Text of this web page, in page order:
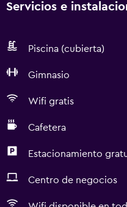
Servicios e
Piscina (cubierta)
Gimnasio
Wifi gratis
Cafetera
Estacionamiento
Centro de negocios